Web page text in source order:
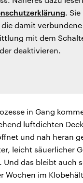
.
damit verbundene
mit dem
deaktivieren.
in Gang
luftdichten
und nah heran
leicht säuerlicher
Und das bleibt auch
Wochen im